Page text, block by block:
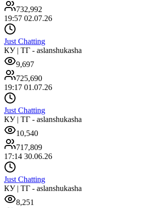
732,992
19:57 02.07.26
Just Chatting
КУ | ТГ - aslanshukasha
9,697
725,690
19:17 01.07.26
Just Chatting
КУ | ТГ - aslanshukasha
10,540
717,809
17:14 30.06.26
Just Chatting
КУ | ТГ - aslanshukasha
8,251